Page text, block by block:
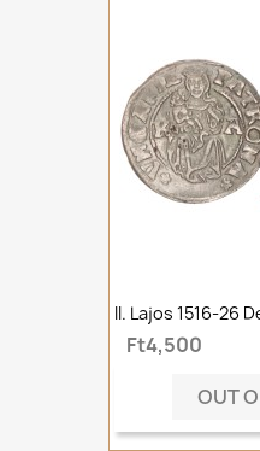
II. Lajos 1516-26
Ft4,500
OUT